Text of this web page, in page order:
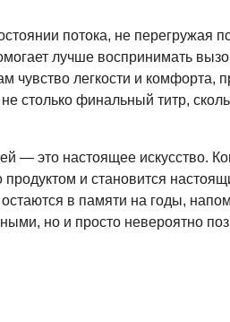
потока, не перегружая
лучше воспринимать
чувство легкости и
столько финальный титр,
— это настоящее искусство.
продуктом и становится
в памяти на годы,
но и просто невероятно